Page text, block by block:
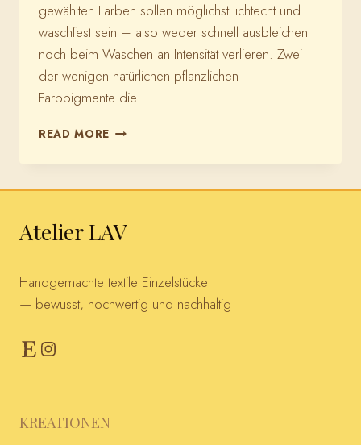
gewählten Farben sollen möglichst lichtecht und
waschfest sein – also weder schnell ausbleichen
noch beim Waschen an Intensität verlieren. Zwei
der wenigen natürlichen pflanzlichen
Farbpigmente die…
READ MORE FÄRBEN
Atelier LAV
Handgemachte textile Einzelstücke
— bewusst, hochwertig und nachhaltig
EtsyInstagram
KREATIONEN